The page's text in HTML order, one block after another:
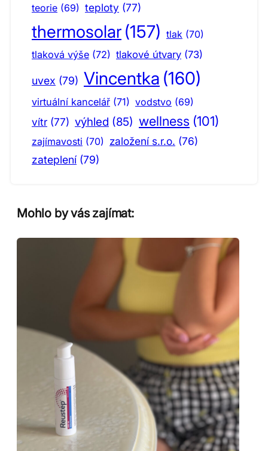
teorie (69) teploty (77)
thermosolar (157) tlak (70)
tlaková výše (72) tlakové útvary (73)
uvex (79) Vincentka (160)
virtuální kancelář (71) vodstvo (69)
vítr (77) výhled (85) wellness (101)
zajímavosti (70) založení s.r.o. (76)
zateplení (79)
Mohlo by vás zajímat: